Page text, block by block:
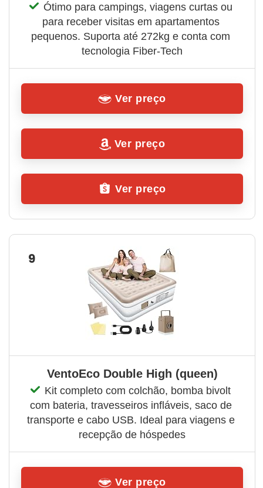
Ótimo para campings, viagens curtas ou
para receber visitas em apartamentos
pequenos. Suporta até 272kg e conta com
tecnologia Fiber‑Tech
Ver preço
Ver preço
Ver preço
9
VentoEco Double High (queen)
Kit completo com colchão, bomba bivolt
com bateria, travesseiros infláveis, saco de
transporte e cabo USB. Ideal para viagens e
recepção de hóspedes
Ver preço